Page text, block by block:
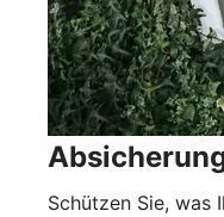
Schützen Sie, was